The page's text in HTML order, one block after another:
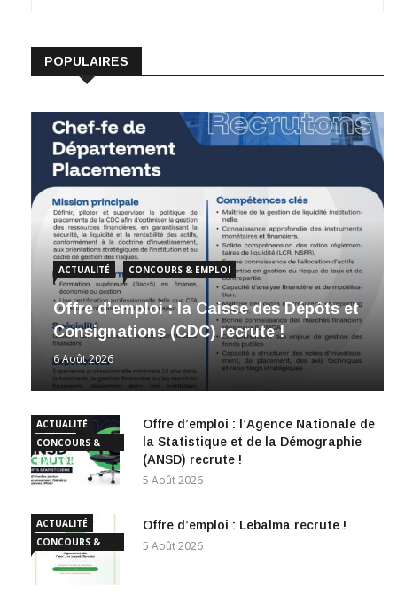
POPULAIRES
ACTUALITÉ CONCOURS & EMPLOI
Offre d’emploi : la Caisse des Dépôts et
Consignations (CDC) recrute !
6 Août 2026
ACTUALITÉ
CONCOURS &
EMPLOI
Offre d’emploi : l’Agence Nationale de
la Statistique et de la Démographie
(ANSD) recrute !
5 Août 2026
ACTUALITÉ
CONCOURS &
EMPLOI
Offre d’emploi : Lebalma recrute !
5 Août 2026